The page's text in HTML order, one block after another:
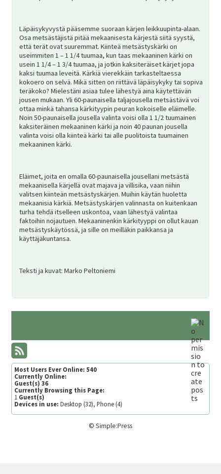
Läpäisykyvystä pääsemme suoraan kärjen leikkuupinta-alaan.
Osa metsästäjistä pitää mekaanisesta kärjestä siitä syystä,
että terät ovat suuremmat. Kiinteä metsästyskärki on
useimmiten 1 – 1 1/4 tuumaa, kun taas mekaaninen kärki on
usein 1 1/4 – 1 3/4 tuumaa, ja jotkin kaksiteräiset kärjet jopa
kaksi tuumaa leveitä. Kärkiä vierekkäin tarkasteltaessa
kokoero on selvä. Mikä sitten on riittävä läpäisykyky tai sopiva
teräkoko? Mielestäni asiaa tulee lähestyä aina käytettävän
jousen mukaan. Yli 60-paunaisella taljajousella metsästävä voi
ottaa minkä tahansa kärkityypin peuran kokoiselle eläimelle.
Noin 50-paunaisella jousella valinta voisi olla 1 1/2 tuumainen
kaksiteräinen mekaaninen kärki ja noin 40 paunan jousella
valinta voisi olla kiinteä kärki tai alle puolitoista tuumainen
mekaaninen kärki.
Eläimet, joita en omalla 60-paunaisella jousellani metsästä
mekaanisella kärjellä ovat majava ja villisika, vaan niihin
valitsen kiinteän metsästyskärjen. Muihin käytän huoletta
mekaanisia kärkiä. Metsästyskärjen valinnasta on kuitenkaan
turha tehdä itselleen uskontoa, vaan lähestyä valintaa
faktoihin nojautuen. Mekaaninenkin kärkityyppi on ollut kauan
metsästyskäytössä, ja sille on meilläkin paikkansa ja
käyttäjäkuntansa.
Teksti ja kuvat: Marko Peltoniemi
Most Users Ever Online: 540
Currently Online:
Guest(s) 36
Currently Browsing this Page:
1 Guest(s)
Devices in use: Desktop (32), Phone (4)
© Simple:Press